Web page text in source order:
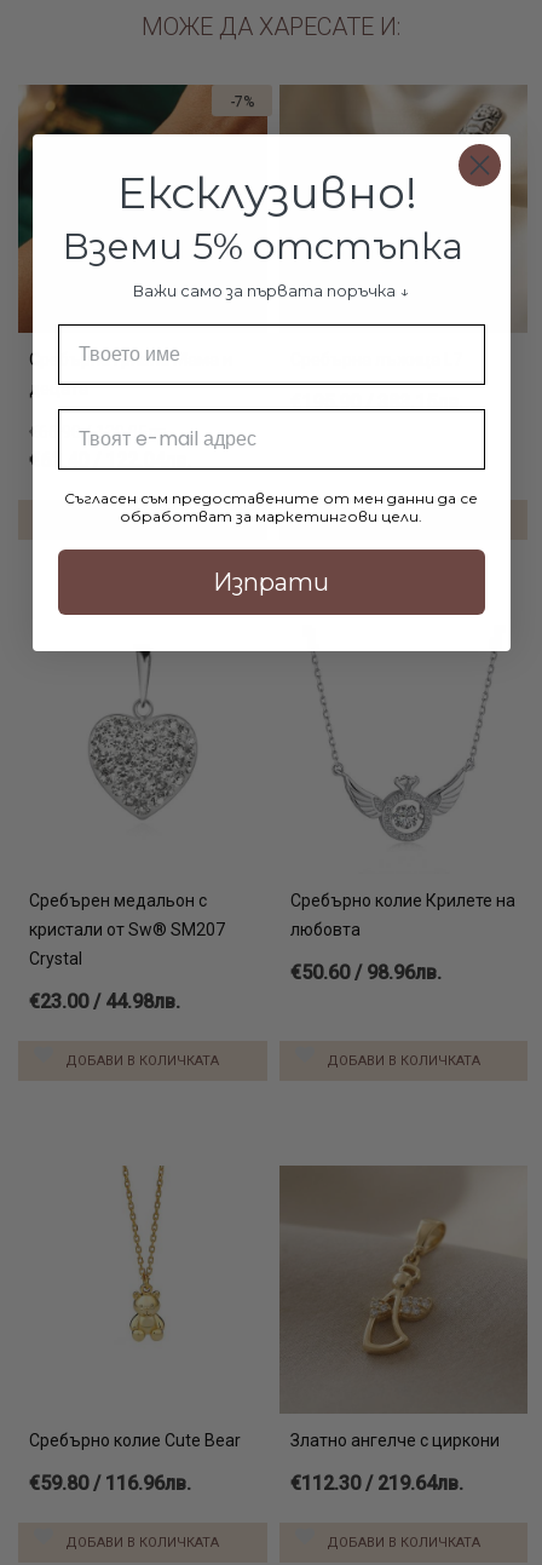
МОЖЕ ДА ХАРЕСАТЕ И:
Сребърна гривна Мама и
децата
€66.90 / 130.85лв.
€62.40 / 122.04лв.
ДОБАВИ В КОЛИЧКАТА
-7%
ДОБАВИ В КОЛИЧКАТА
Сребърен медальон с
кристали от Sw® SM207
Crystal
€23.00 / 44.98лв.
ДОБАВИ В КОЛИЧКАТА
Сребърно колие Крилете на
любовта
€50.60 / 98.96лв.
ДОБАВИ В КОЛИЧКАТА
Сребърно колие Cute Bear
€59.80 / 116.96лв.
ДОБАВИ В КОЛИЧКАТА
Златно ангелче с циркони
€112.30 / 219.64лв.
ДОБАВИ В КОЛИЧКАТА
Ексклузивно!
Вземи 5% отстъпка
Важи само за първата поръчка ↓
Съгласен съм предоставените от мен данни да се
обработват за маркетингови цели.
Изпрати